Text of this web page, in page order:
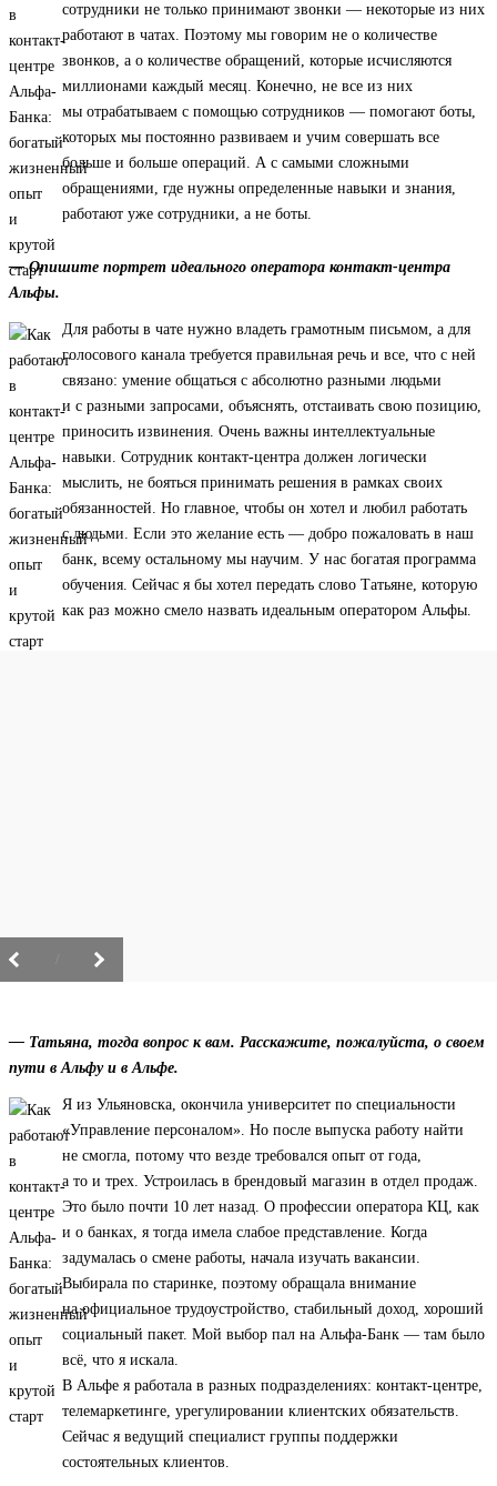
сотрудники не только принимают звонки — некоторые из них
работают в чатах. Поэтому мы говорим не о количестве
звонков, а о количестве обращений, которые исчисляются
миллионами каждый месяц. Конечно, не все из них
мы отрабатываем с помощью сотрудников — помогают боты,
которых мы постоянно развиваем и учим совершать все
больше и больше операций. А с самыми сложными
обращениями, где нужны определенные навыки и знания,
работают уже сотрудники, а не боты.
— Опишите портрет идеального оператора контакт-центра
Альфы.
Для работы в чате нужно владеть грамотным письмом, а для
голосового канала требуется правильная речь и все, что с ней
связано: умение общаться с абсолютно разными людьми
и с разными запросами, объяснять, отстаивать свою позицию,
приносить извинения. Очень важны интеллектуальные
навыки. Сотрудник контакт-центра должен логически
мыслить, не бояться принимать решения в рамках своих
обязанностей. Но главное, чтобы он хотел и любил работать
с людьми. Если это желание есть — добро пожаловать в наш
банк, всему остальному мы научим. У нас богатая программа
обучения. Сейчас я бы хотел передать слово Татьяне, которую
как раз можно смело назвать идеальным оператором Альфы.
— Татьяна, тогда вопрос к вам. Расскажите, пожалуйста, о своем
пути в Альфу и в Альфе.
Я из Ульяновска, окончила университет по специальности
«Управление персоналом». Но после выпуска работу найти
не смогла, потому что везде требовался опыт от года,
а то и трех. Устроилась в брендовый магазин в отдел продаж.
Это было почти 10 лет назад. О профессии оператора КЦ, как
и о банках, я тогда имела слабое представление. Когда
задумалась о смене работы, начала изучать вакансии.
Выбирала по старинке, поэтому обращала внимание
на официальное трудоустройство, стабильный доход, хороший
социальный пакет. Мой выбор пал на Альфа-Банк — там было
всё, что я искала.
В Альфе я работала в разных подразделениях: контакт-центре,
телемаркетинге, урегулировании клиентских обязательств.
Сейчас я ведущий специалист группы поддержки
состоятельных клиентов.